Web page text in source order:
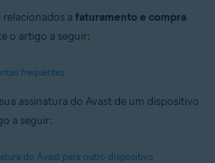
a faturamento e compra
o artigo a seguir:
frequentes
sua assinatura do Avast de um dispositivo
a seguir:
do Avast para outro dispositivo